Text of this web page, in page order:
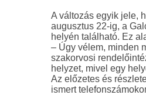
A változás egyik jele,
augusztus 22-ig, a
helyén található. Ez
– Úgy vélem, minden
szakorvosi
helyzet, mivel egy
Az előzetes és
ismert